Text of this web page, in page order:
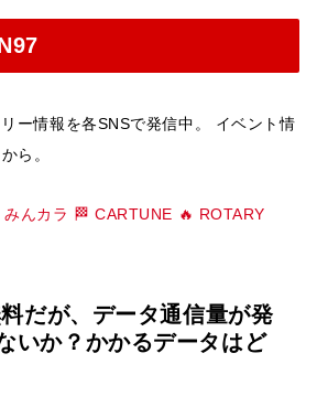
ー情報を各SNSで発信中。 イベント情
ら。
みんカラ 🏁 CARTUNE 🔥 ROTARY
だが、データ通信量が発
いか？かかるデータはど